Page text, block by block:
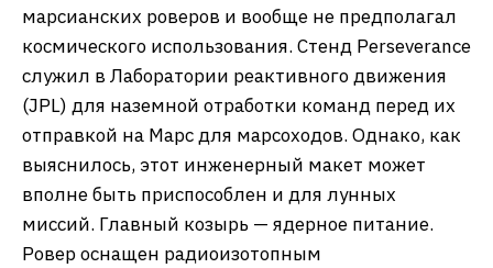
марсианских роверов и вообще не предполагал
космического использования. Стенд Perseverance
служил в Лаборатории реактивного движения
(JPL) для наземной отработки команд перед их
отправкой на Марс для марсоходов. Однако, как
выяснилось, этот инженерный макет может
вполне быть приспособлен и для лунных
миссий. Главный козырь — ядерное питание.
Ровер оснащен радиоизотопным